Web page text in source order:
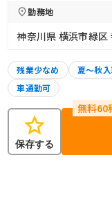
勤務地
神奈川県 横浜市緑区
残業少なめ 夏～秋
車通勤可
star
保存する